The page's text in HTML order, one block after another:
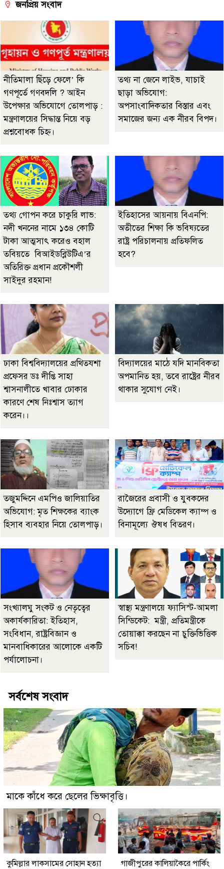
জনপ্রিয় সংবাদ
নীতিমালা ছিঁড়ে ফেলে’ কি
গণপূর্তে গণবদলি ? আইন
উপেক্ষার অভিযোগে তোলপাড় :
মন্ত্রণালয়ের সিদ্ধান্ত নিয়ে বড়
প্রশ্নবোধক চিহ্ন।
তথ্য না জেনে লাইভ, যাচাই
ছাড়া অভিযোগ:
অপসাংবাদিকতার বিস্তার এবং
সমাজের জন্য এক নীরব বিপদ।
তথ্য গোপন করে চাকুরি লাভ:
নদী খননের নামে ১৩৪ কোটি
টাকা আত্মসাৎ করেও বহাল
তবিয়তে বিআইডব্লিউটিএ’র
অতিরিক্ত প্রধান প্রকৌশলী
সাইদুর রহমান!
ইতিহাসের আয়নায় বিএনপি:
অতীতের শিক্ষা কি ভবিষ্যতের
রাষ্ট্র পরিচালনায় প্রতিফলিত
হবে?
ঢাকা বিশ্ববিদ্যালয়ের প্রথিতযশা
প্রফেসর ডঃ দীপ্তি সাহা
শ্বাসনালীতে খাবার ঢোকার
কারণে শেষ নিঃশ্বাস ত্যাগ
করেন।।
বিদ্যালয়ের মাঠে যদি মানবিকতা
অপমানিত হয়, তবে রাষ্ট্রের নীরব
থাকার সুযোগ নেই।
তজুমদ্দিনে এমপিও জালিয়াতির
অভিযোগ: মৃত শিক্ষকের ব্যাংক
হিসাব ব্যবহার নিয়ে তোলপাড়।
রাজৈরের‌ প্রবাসী ও যুবকদের
উদ্যোগে ফ্রি মেডিকেল ক্যাম্প ও
বিনামূল্যে ঔষধ বিতরণ।
সংখ্যালঘু সংকট ও নেতৃত্বের
অকার্যকারিতা: ইতিহাস,
সংবিধান, রাষ্ট্রবিজ্ঞান ও
মানবাধিকারের আলোকে একটি
পর্যালোচনা।
স্বাস্থ্য মন্ত্রণালয়ে ফ্যাসিস্ট-আমলা
সিন্ডিকেট: মন্ত্রী, প্রতিমন্ত্রীকে
তোয়াক্কা করছেন না চুক্তিভিত্তিক
সচিব!
সর্বশেষ সংবাদ
মাকে কাঁধে করে ছেলের ভিক্ষাবৃত্তি।
কুমিল্লার লাকসামের সোহান হত্যা
গাজীপুরের কালিয়াকৈরে পার্কিং